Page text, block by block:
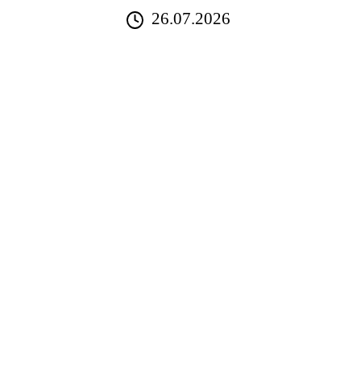
26.07.2026